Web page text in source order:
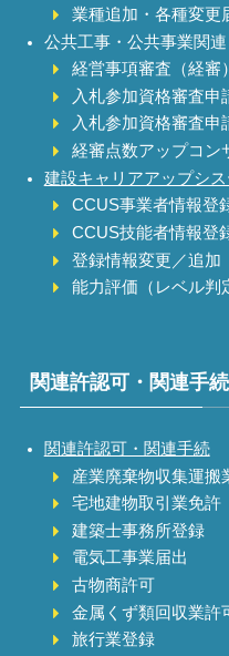
業種追加・各種変更
公共工事・公共事業関連
経営事項審査（経審）
入札参加資格審査申
入札参加資格審査申
経審点数アップコン
建設キャリアアップシス
CCUS事業者情報登
CCUS技能者情報登
登録情報変更／追加
能力評価（レベル判
関連許認可・関連手続
関連許認可・関連手続
産業廃棄物収集運搬
宅地建物取引業免許
建築士事務所登録
電気工事業届出
古物商許可
金属くず類回収業許
旅行業登録